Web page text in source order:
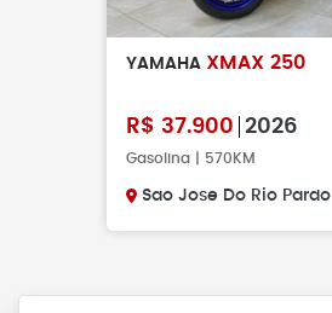
YAMAHA XMAX 250
R$ 37.900 2026
Gasolina | 570KM
Sao Jose Do Rio Pardo